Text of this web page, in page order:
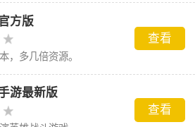
方版
，多几倍资源。
查看
游最新版
查看